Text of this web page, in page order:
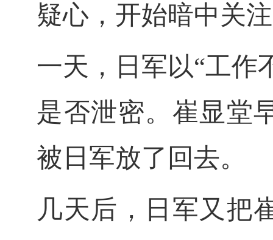
疑心，开始暗中关
一天，日军以“工作
是否泄密。崔显堂
被日军放了回去。
几天后，日军又把